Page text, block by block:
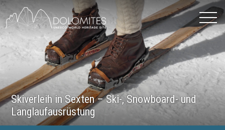
Skiverleih in Sexten – Ski-, Snowboard- und
Langlaufausrüstung